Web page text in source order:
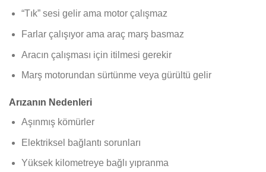
“Tık” sesi gelir ama motor çalışmaz
Farlar çalışıyor ama araç marş basmaz
Aracın çalışması için itilmesi gerekir
Marş motorundan sürtünme veya gürültü gelir
Arızanın Nedenleri
Aşınmış kömürler
Elektriksel bağlantı sorunları
Yüksek kilometreye bağlı yıpranma